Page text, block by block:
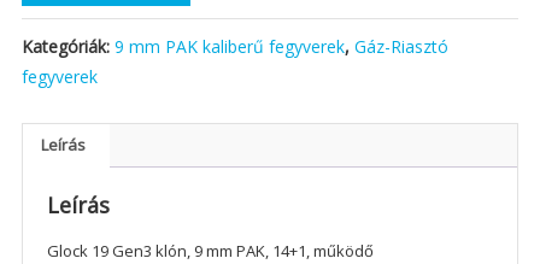
Kategóriák: 9 mm PAK kaliberű fegyverek, Gáz-Riasztó
fegyverek
Leírás
Leírás
Glock 19 Gen3 klón, 9 mm PAK, 14+1, működő